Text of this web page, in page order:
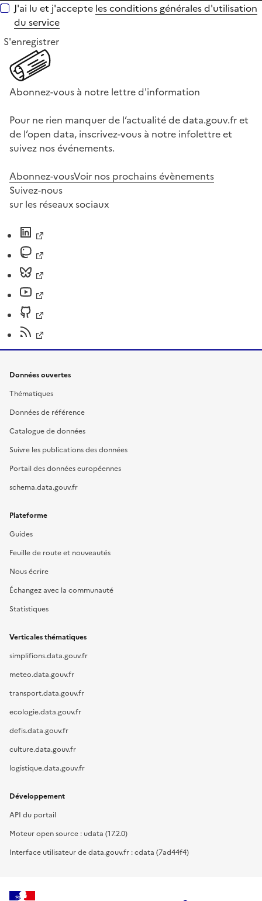
J'ai lu et j'accepte les conditions générales d'utilisation
du service
S'enregistrer
Abonnez-vous à notre lettre d'information
Pour ne rien manquer de l’actualité de data.gouv.fr et
de l’open data, inscrivez-vous à notre infolettre et
suivez nos événements.
Abonnez-vousVoir nos prochains évènements
Suivez-nous
sur les réseaux sociaux
Données ouvertes
Thématiques
Données de référence
Catalogue de données
Suivre les publications des données
Portail des données européennes
schema.data.gouv.fr
Plateforme
Guides
Feuille de route et nouveautés
Nous écrire
Échangez avec la communauté
Statistiques
Verticales thématiques
simplifions.data.gouv.fr
meteo.data.gouv.fr
transport.data.gouv.fr
ecologie.data.gouv.fr
defis.data.gouv.fr
culture.data.gouv.fr
logistique.data.gouv.fr
Développement
API du portail
Moteur open source : udata (17.2.0)
Interface utilisateur de data.gouv.fr : cdata (7ad44f4)